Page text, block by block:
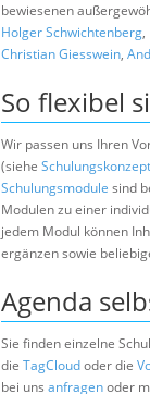
bewiesenen
Holger Schwichtenberg,
Christian Giesswein,
So flexibel
Wir passen uns Ihren
(siehe
Schulungsmodule sind
Modulen zu einer
jedem Modul können
ergänzen sowie
Agenda
Sie finden einzelne
die TagCloudoder die
bei uns anfragenoder